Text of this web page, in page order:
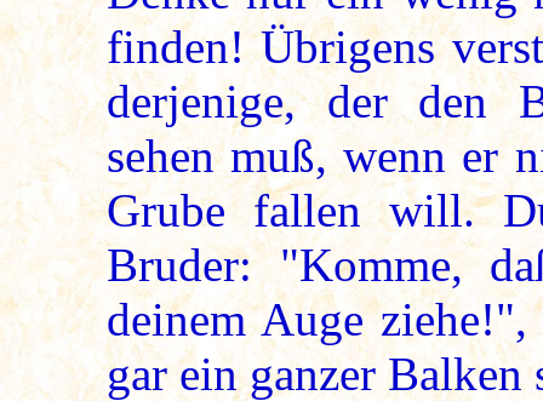
finden! Übrigens
derjenige, der den
sehen muß, wenn er
Grube fallen will.
Bruder: "Komme,
deinem Auge
gar ein ganzer Balken